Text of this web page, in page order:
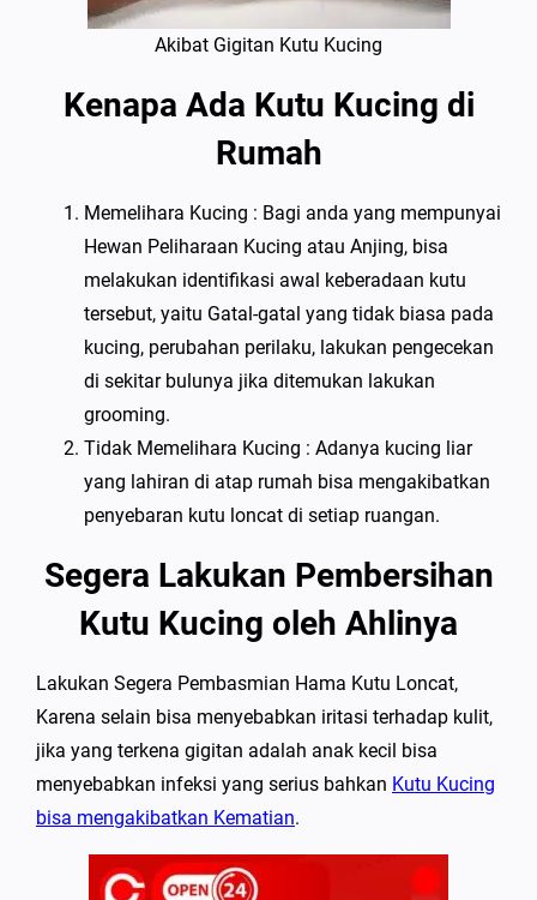
Akibat Gigitan Kutu Kucing
Kenapa Ada Kutu Kucing di
Rumah
Memelihara Kucing : Bagi anda yang mempunyai
Hewan Peliharaan Kucing atau Anjing, bisa
melakukan identifikasi awal keberadaan kutu
tersebut, yaitu Gatal-gatal yang tidak biasa pada
kucing, perubahan perilaku, lakukan pengecekan
di sekitar bulunya jika ditemukan lakukan
grooming.
Tidak Memelihara Kucing : Adanya kucing liar
yang lahiran di atap rumah bisa mengakibatkan
penyebaran kutu loncat di setiap ruangan.
Segera Lakukan Pembersihan
Kutu Kucing oleh Ahlinya
Lakukan Segera Pembasmian Hama Kutu Loncat,
Karena selain bisa menyebabkan iritasi terhadap kulit,
jika yang terkena gigitan adalah anak kecil bisa
menyebabkan infeksi yang serius bahkan Kutu Kucing
bisa mengakibatkan Kematian.